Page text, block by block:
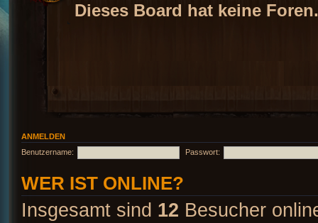
Dieses Board hat keine Foren.
ANMELDEN
Benutzername:
Passwort:
WER IST ONLINE?
Insgesamt sind 12 Besucher